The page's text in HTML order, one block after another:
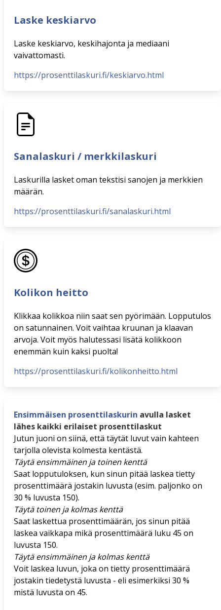
Laske keskiarvo
Laske keskiarvo, keskihajonta ja mediaani
vaivattomasti.
https://prosenttilaskuri.fi/keskiarvo.html
Sanalaskuri / merkkilaskuri
Laskurilla lasket oman tekstisi sanojen ja merkkien
määrän.
https://prosenttilaskuri.fi/sanalaskuri.html
Kolikon heitto
Klikkaa kolikkoa niin saat sen pyörimään. Lopputulos
on satunnainen. Voit vaihtaa kruunan ja klaavan
arvoja. Voit myös halutessasi lisätä kolikkoon
enemmän kuin kaksi puolta!
https://prosenttilaskuri.fi/kolikonheitto.html
Ensimmäisen prosenttilaskurin avulla lasket
lähes kaikki erilaiset prosenttilaskut
Jutun juoni on siinä, että täytät luvut vain kahteen
tarjolla olevista kolmesta kentästä.
Täytä ensimmäinen ja toinen kenttä
Saat lopputuloksen, kun sinun pitää laskea tietty
prosenttimäärä jostakin luvusta (esim. paljonko on
30 % luvusta 150).
Täytä toinen ja kolmas kenttä
Saat laskettua prosenttimäärän, jos sinun pitää
laskea vaikkapa mikä prosenttimäärä luku 45 on
luvusta 150.
Täytä ensimmäinen ja kolmas kenttä
Voit laskea luvun, joka on tietty prosenttimäärä
jostakin tiedetystä luvusta - eli esimerkiksi 30 %
mistä luvusta on 45.